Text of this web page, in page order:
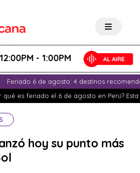
- 1:00PM
Feriado 6 de agosto: 4 destinos
qué es feriado el 6 de agosto en Perú?
hoy su punto más